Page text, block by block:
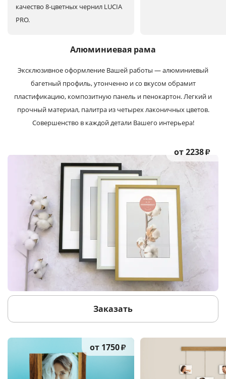
качество 8-цветных чернил LUCIA
PRO.
Алюминиевая рама
Эксклюзивное оформление Вашей работы — алюминиевый
багетный профиль, утонченно и со вкусом обрамит
пластификацию, композитную панель и пенокартон. Легкий и
прочный материал, палитра из четырех лаконичных цветов.
Совершенство в каждой детали Вашего интерьера!
от 2238₽
Заказать
от 1750₽